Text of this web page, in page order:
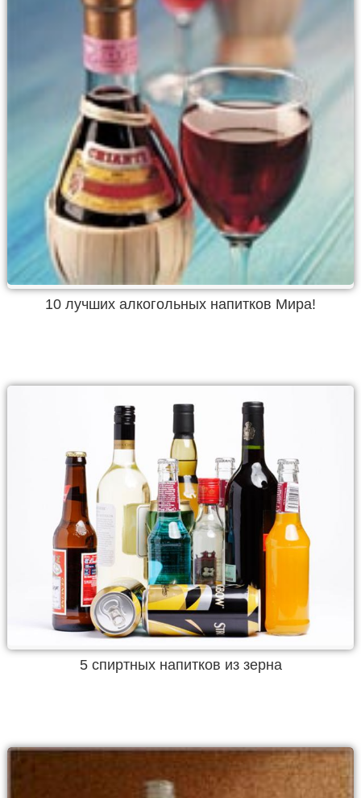
10 лучших алкогольных напитков Мира!
5 спиртных напитков из зерна